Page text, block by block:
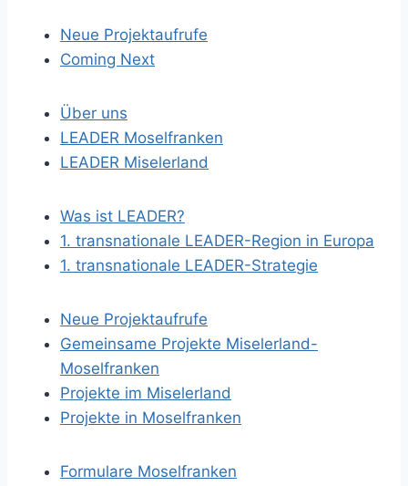
Neue Projektaufrufe
Coming Next
Über uns
LEADER Moselfranken
LEADER Miselerland
Was ist LEADER?
1. transnationale LEADER-Region in Europa
1. transnationale LEADER-Strategie
Neue Projektaufrufe
Gemeinsame Projekte Miselerland-
Moselfranken
Projekte im Miselerland
Projekte in Moselfranken
Formulare Moselfranken